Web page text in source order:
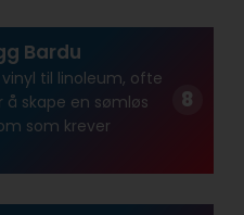
Bardu
til linoleum, ofte
skape en sømløs
som krever